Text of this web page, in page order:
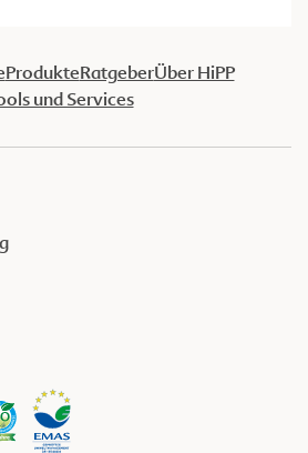
ProdukteRatgeberÜber HiPP
und Services